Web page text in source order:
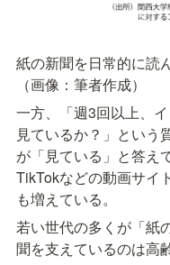
紙の新聞を日常的に読
（画像：筆者作成）
一方、「週3回以上、
見ているか？」という
が「見ている」と答え
TikTokなどの動画サイ
も増えている。
若い世代の多くが「紙
聞を支えているのは高